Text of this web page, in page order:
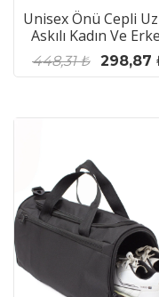
Unisex Önü Cepli
Askılı Kadın Ve
Kullanabilir
Fitness Ve Spor
448,31 ₺ 298,87